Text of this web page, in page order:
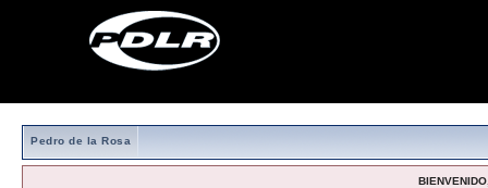
Pedro de la Rosa